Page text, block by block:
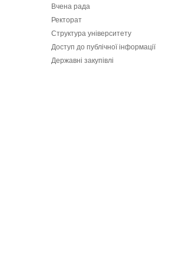
Вчена рада
Ректорат
Структура університету
Доступ до публічної інформації
Державні закупівлі